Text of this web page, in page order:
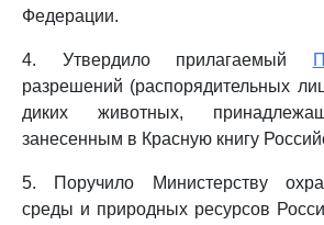
Федерации.
4. Утвердило прилагаемый
разрешений (распорядительных
диких животных,
занесенным в Красную книгу
5. Поручило Министерству
среды и природных ресурсов